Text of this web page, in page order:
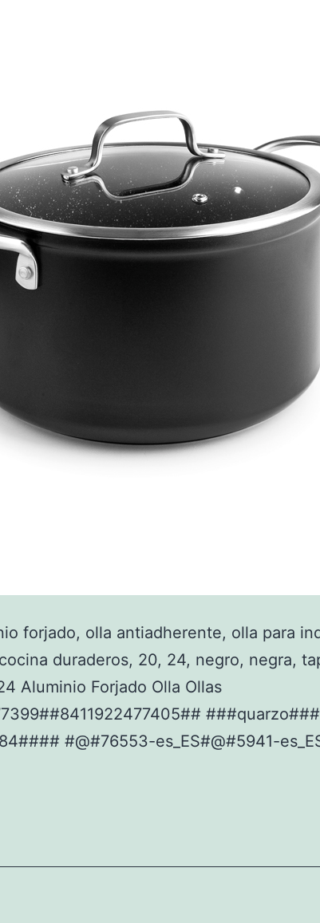
forjado, olla antiadherente, olla para
duraderos, 20, 24, negro, negra,
Aluminio Forjado Olla Ollas
###quarzo###
#@#76553-es_ES#@#5941-